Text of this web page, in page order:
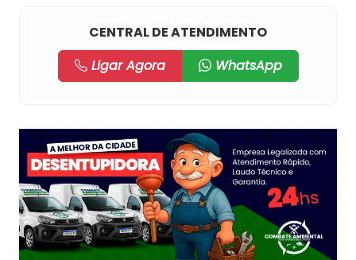
CENTRAL DE ATENDIMENTO
Ligar Agora
WhatsApp